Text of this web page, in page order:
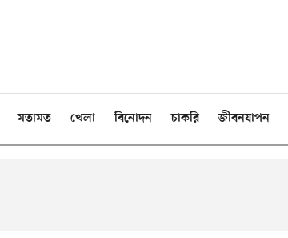
মতামত খেলা বিনোদন চাকরি জীবনযাপন